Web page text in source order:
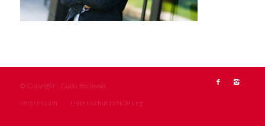
© Copyright - Guido Buchwald
Impressum Datenschutzerklärung